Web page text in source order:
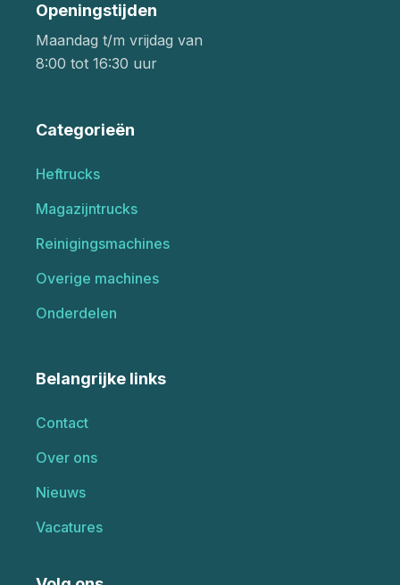
Openingstijden
Maandag t/m vrijdag van
8:00 tot 16:30 uur
Categorieën
Heftrucks
Magazijntrucks
Reinigingsmachines
Overige machines
Onderdelen
Belangrijke links
Contact
Over ons
Nieuws
Vacatures